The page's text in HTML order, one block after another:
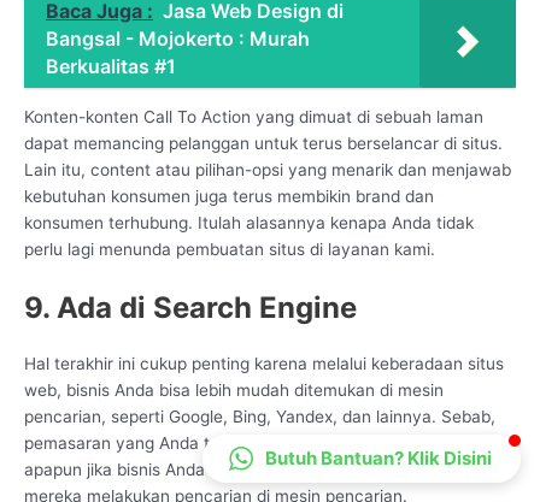
Baca Juga : Jasa Web Design di
Bangsal - Mojokerto : Murah
Berkualitas #1
Konten-konten Call To Action yang dimuat di sebuah laman
dapat memancing pelanggan untuk terus berselancar di situs.
Lain itu, content atau pilihan-opsi yang menarik dan menjawab
kebutuhan konsumen juga terus membikin brand dan
konsumen terhubung. Itulah alasannya kenapa Anda tidak
perlu lagi menunda pembuatan situs di layanan kami.
9. Ada di Search Engine
Hal terakhir ini cukup penting karena melalui keberadaan situs
web, bisnis Anda bisa lebih mudah ditemukan di mesin
pencarian, seperti Google, Bing, Yandex, dan lainnya. Sebab,
pemasaran yang Anda terapkan tidak akan membawa hasil
apapun jika bisnis Anda tidak terlihat oleh calon konsumen saat
mereka melakukan pencarian di mesin pencarian.
Online
Butuh Bantuan? Klik Disini